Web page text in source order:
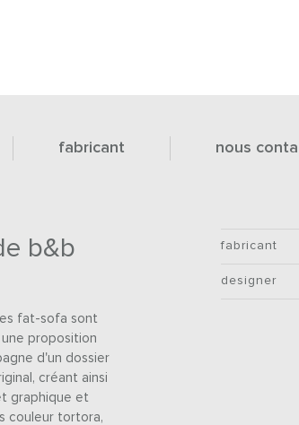
fabricant nous
b&b
fat-sofa sont
proposition
d'un dossier
créant ainsi
graphique et
couleur tortora,
fabricant
designer